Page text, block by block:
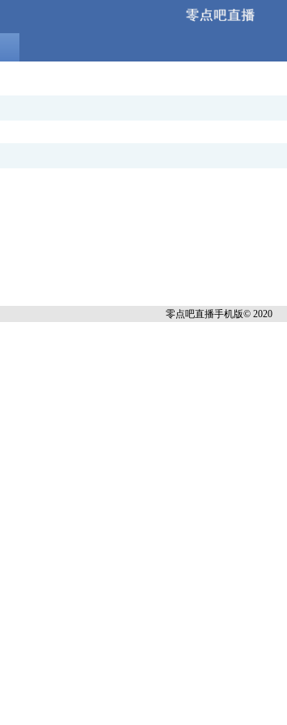
零点吧直播手机版© 2020